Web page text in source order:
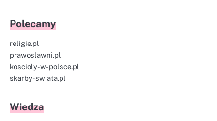
Polecamy
religie.pl
prawoslawni.pl
koscioly-w-polsce.pl
skarby-swiata.pl
Wiedza